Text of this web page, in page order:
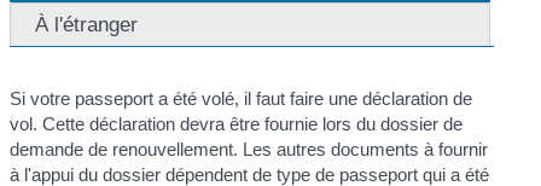
À l'étranger
Si votre passeport a été volé, il faut faire une déclaration de
vol. Cette déclaration devra être fournie lors du dossier de
demande de renouvellement. Les autres documents à fournir
à l'appui du dossier dépendent de type de passeport qui a été